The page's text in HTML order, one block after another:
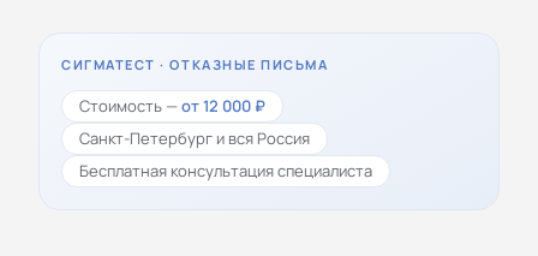
СИГМАТЕСТ · ОТКАЗНЫЕ ПИСЬМА
Стоимость —от 12 000 ₽
Санкт-Петербург и вся Россия
Бесплатная консультация специалиста